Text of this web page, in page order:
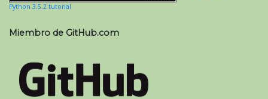
Python 3.5.2 tutorial
Miembro de GitHub.com